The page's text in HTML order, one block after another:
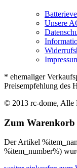
Unsere
* ehemaliger
Preisempfehlung des
© 2013 rc-dome, Alle
Zum Warenkorb
Der Artikel
%item_number%)